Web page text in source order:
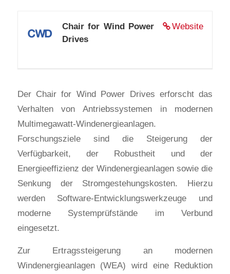
Website
Chair for Wind Power
Drives
Der Chair for Wind Power Drives erforscht das
Verhalten von Antriebssystemen in modernen
Multimegawatt-Windenergieanlagen.
Forschungsziele sind die Steigerung der
Verfügbarkeit, der Robustheit und der
Energieeffizienz der Windenergieanlagen sowie die
Senkung der Stromgestehungskosten. Hierzu
werden Software-Entwicklungswerkzeuge und
moderne Systemprüfstände im Verbund
eingesetzt.
Zur Ertragssteigerung an modernen
Windenergieanlagen (WEA) wird eine Reduktion